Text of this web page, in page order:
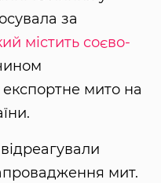
за
містить соєво-
мито на
мит.